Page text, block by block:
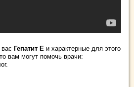
Гепатит Е и характерные для этого
вам могут помочь врачи: